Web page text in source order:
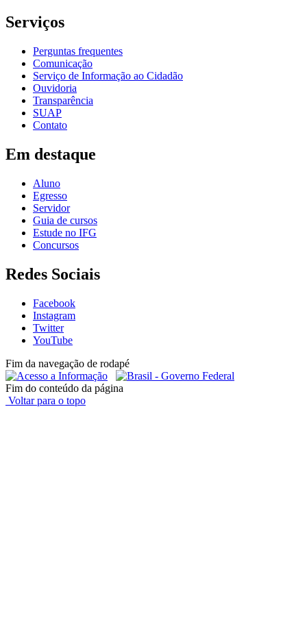
Serviços
Perguntas frequentes
Comunicação
Serviço de Informação ao Cidadão
Ouvidoria
Transparência
SUAP
Contato
Em destaque
Aluno
Egresso
Servidor
Guia de cursos
Estude no IFG
Concursos
Redes Sociais
Facebook
Instagram
Twitter
YouTube
Fim da navegação de rodapé
Fim do conteúdo da página
Voltar para o topo